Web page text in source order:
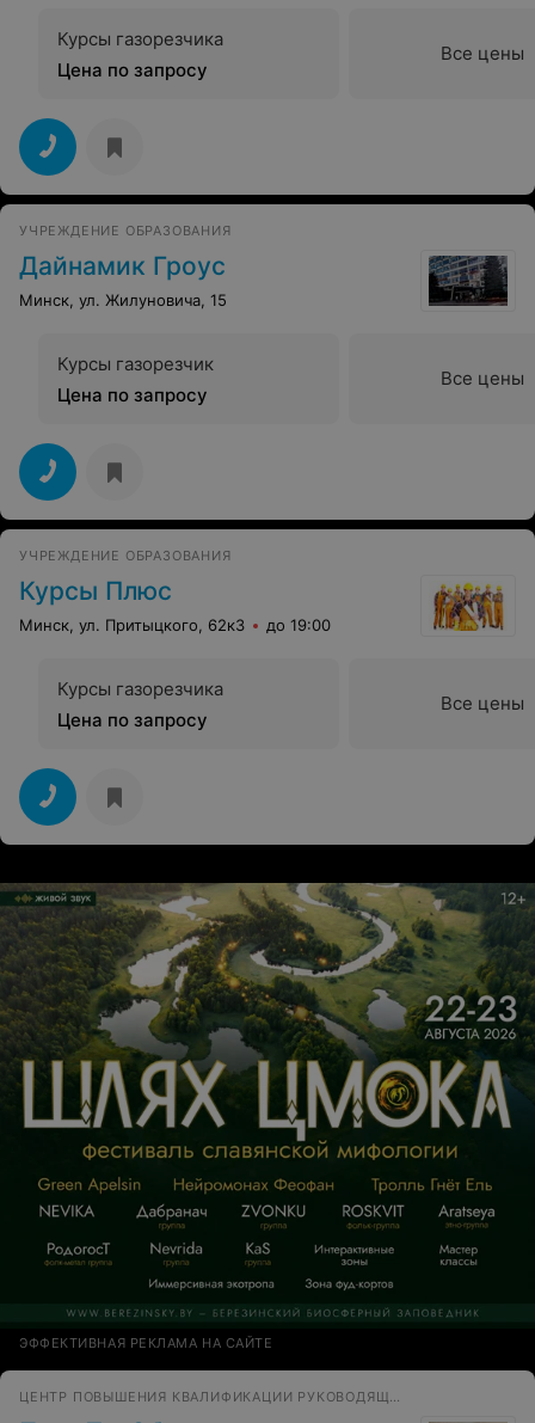
Курсы газорезчика
Цена по запросу
Все цены
УЧРЕЖДЕНИЕ ОБРАЗОВАНИЯ
Дайнамик Гроус
Минск, ул. Жилуновича, 15
Курсы газорезчик
Цена по запросу
Все цены
УЧРЕЖДЕНИЕ ОБРАЗОВАНИЯ
Курсы Плюс
Минск, ул. Притыцкого, 62к3 до 19:00
Курсы газорезчика
Цена по запросу
Все цены
ЭФФЕКТИВНАЯ РЕКЛАМА НА САЙТЕ
ЦЕНТР ПОВЫШЕНИЯ КВАЛИФИКАЦИИ РУКОВОДЯЩИХ РАБОТНИКОВ И СПЕЦИАЛИСТОВ